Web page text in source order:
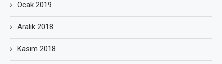
Ocak 2019
Aralık 2018
Kasım 2018